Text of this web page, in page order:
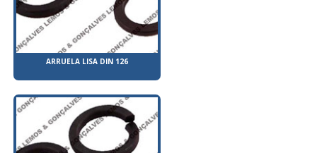
ARRUELA LISA DIN 126